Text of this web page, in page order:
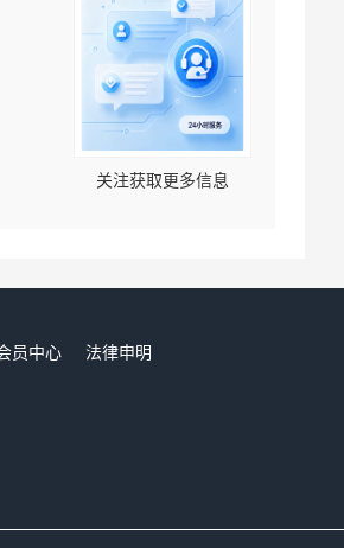
关注获取更多信息
员中心
法律申明